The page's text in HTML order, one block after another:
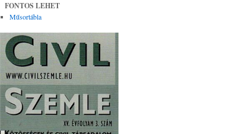
FONTOS LEHET
Műsortábla